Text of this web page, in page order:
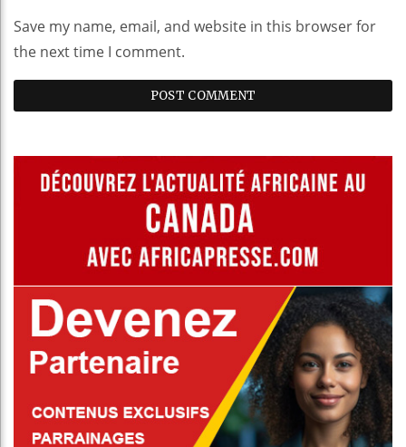
Save my name, email, and website in this browser for
the next time I comment.